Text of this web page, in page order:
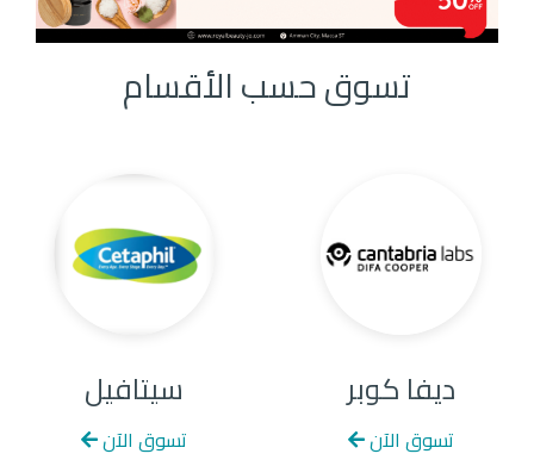
تسوق حسب الأقسام
ديفا كوبر
تسوق الآن
سيتافيل
تسوق الآن